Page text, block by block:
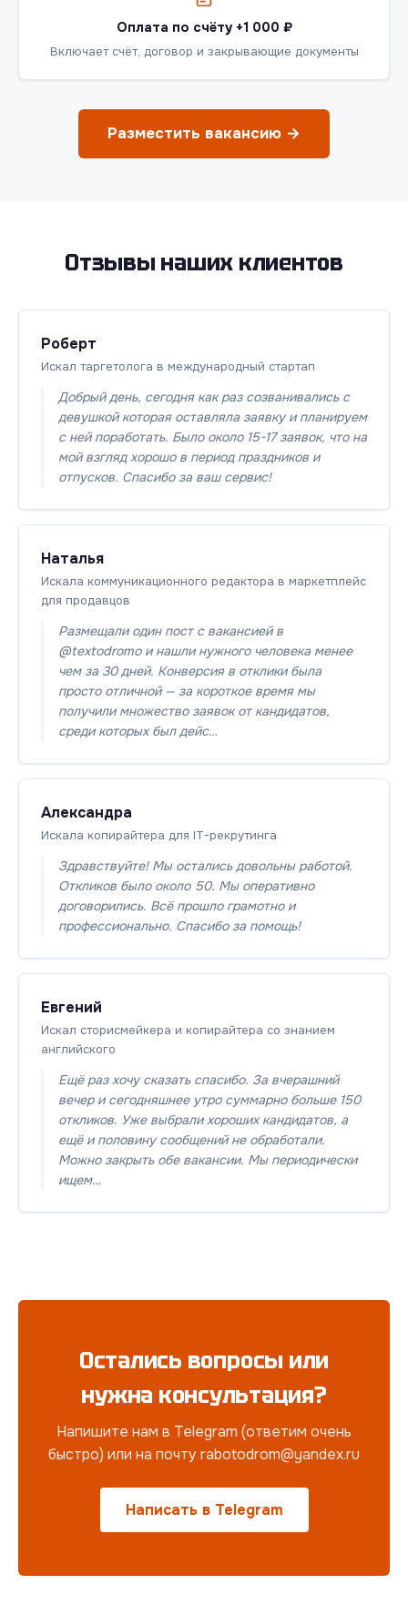
Оплата по счёту +1 000 ₽
Включает счёт, договор и закрывающие документы
Разместить вакансию →
Отзывы наших клиентов
Роберт
Искал таргетолога в международный стартап
Добрый день, сегодня как раз созванивались с
девушкой которая оставляла заявку и планируем
с ней поработать. Было около 15-17 заявок, что на
мой взгляд хорошо в период праздников и
отпусков. Спасибо за ваш сервис!
Наталья
Искала коммуникационного редактора в маркетплейс
для продавцов
Размещали один пост с вакансией в
@textodromo и нашли нужного человека менее
чем за 30 дней. Конверсия в отклики была
просто отличной — за короткое время мы
получили множество заявок от кандидатов,
среди которых был дейс…
Александра
Искала копирайтера для IT-рекрутинга
Здравствуйте! Мы остались довольны работой.
Откликов было около 50. Мы оперативно
договорились. Всё прошло грамотно и
профессионально. Спасибо за помощь!
Евгений
Искал сторисмейкера и копирайтера со знанием
английского
Ещё раз хочу сказать спасибо. За вчерашний
вечер и сегодняшнее утро суммарно больше 150
откликов. Уже выбрали хороших кандидатов, а
ещё и половину сообщений не обработали.
Можно закрыть обе вакансии. Мы периодически
ищем…
Остались вопросы или
нужна консультация?
Напишите нам в Telegram (ответим очень
быстро) или на почту rabotodrom@yandex.ru
Написать в Telegram